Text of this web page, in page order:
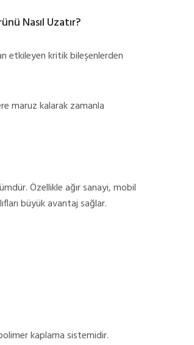
Nasıl Uzatır?
etkileyen kritik bileşenlerden
maruz kalarak zamanla
Özellikle ağır sanayi, mobil
büyük avantaj sağlar.
kaplama sistemidir.